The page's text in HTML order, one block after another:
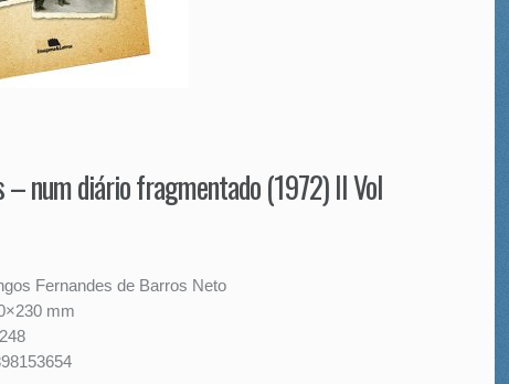
– num diário fragmentado (1972) II Vol
Fernandes de Barros Neto
mm